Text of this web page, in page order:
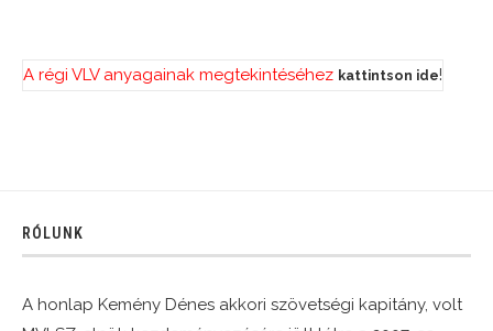
A régi VLV anyagainak megtekintéséhez kattintson ide!
RÓLUNK
A honlap Kemény Dénes akkori szövetségi kapitány, volt